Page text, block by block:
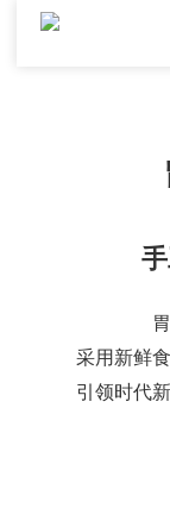
采用新鲜
引领时代